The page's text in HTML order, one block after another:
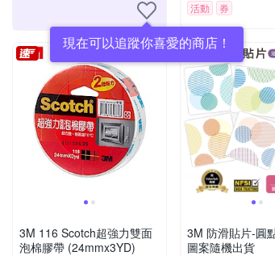
現在可以追蹤你喜愛的商店！
活動 券
3M 116 Scotch超強力雙面
泡棉膠帶 (24mmx3YD)
3M 防滑貼片-圓
圖案隨機出貨